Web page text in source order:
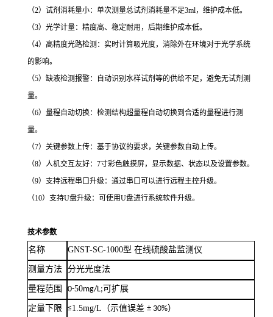
（2） 试剂消耗量小：单次测量总试剂消耗量不足3ml，维护成本低。
（3）光学计量：精度高、稳定耐用，后期维护成本低。
（4）高精度光路检测：实时计算吸光度，消除外在环境对于光学系统
的影响。
（5）缺液检测报警：自动识别水样试剂等的供给不足，避免无试剂测
量。
（6）量程自动切换：检测结构超量程自动切换到合适的量程进行测
量。
（7）关键参数上传：基于协议的要求，关键参数自动上传。
（8） 人机交互友好： 7寸彩色触摸屏，显示数据、状态以及设置参数。
（9）支持远程串口升级：通过串口可以进行远程主控升级。
（10） 支持U盘升级：可使用U盘进行系统软件升级。
技术参数
名称 GNST-SC-1000型在线硫酸盐监测仪
测量方法 分光光度法
量程范围 0-50mg/L; 可扩展
定量下限 ≤1.5mg/L （示值误差± 30%）